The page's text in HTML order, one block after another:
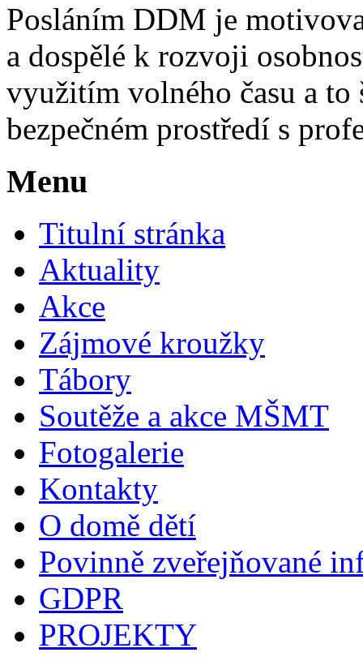
Posláním DDM je
a dospělé k rozvoji
využitím volného času a
bezpečném prostředí s
Menu
Titulní stránka
Aktuality
Akce
Zájmové kroužky
Tábory
Soutěže a akce MŠMT
Fotogalerie
Kontakty
O domě dětí
Povinně zveřejňované
GDPR
PROJEKTY